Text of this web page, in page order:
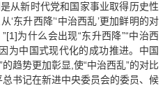
从新时代党和国家事业取得历史性
东升西降’‘中治西乱’更加鲜明的对
为什么会出现“东升西降”“中治西
为中国式现代化的成功推进。中国
趋势更加彰显,使“中治西乱”的对比
书记在新进中央委员会的委员、候